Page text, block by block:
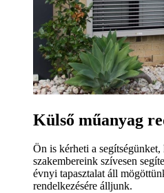
Külső műanyag
Ön is kérheti a
szakembereink szívesen
évnyi tapasztalat áll
rendelkezésére álljunk.